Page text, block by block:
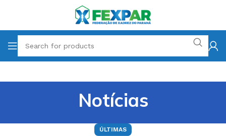
Notícias
ÚLTIMAS